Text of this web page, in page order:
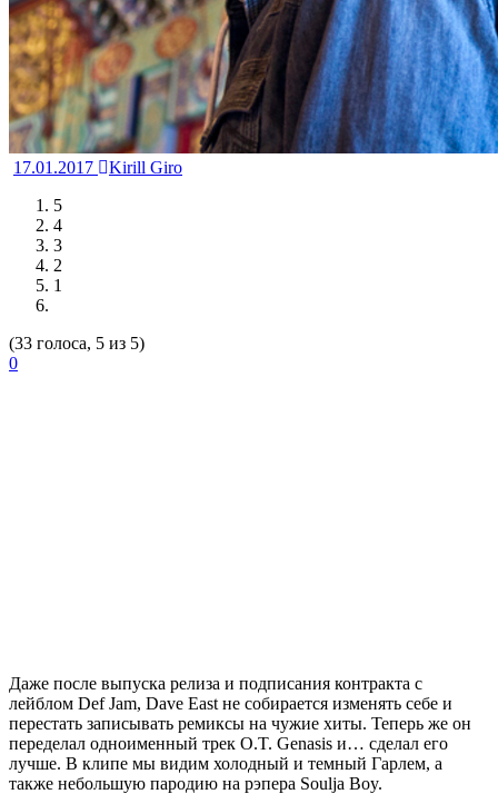
17.01.2017
Kirill Giro
5
4
3
2
1
(33 голоса, 5 из 5)
0
Даже после выпуска релиза и подписания контракта с
лейблом Def Jam, Dave East не собирается изменять себе и
перестать записывать ремиксы на чужие хиты. Теперь же он
переделал одноименный трек O.T. Genasis и… сделал его
лучше. В клипе мы видим холодный и темный Гарлем, а
также небольшую пародию на рэпера Soulja Boy.